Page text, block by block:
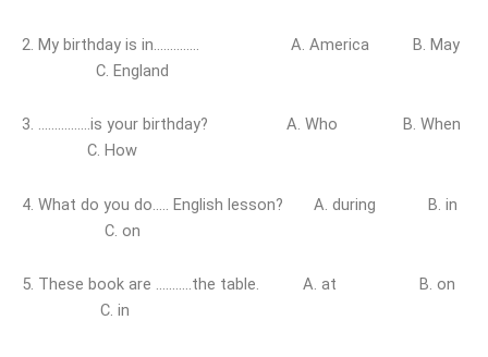
2. My birthday is in………….. A. America B. May
C. England
3. …………….is your birthday? A. Who B. When
C. How
4. What do you do….. English lesson? A. during B. in
C. on
5. These book are ………..the table. A. at B. on
C. in